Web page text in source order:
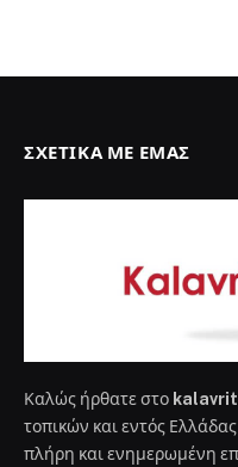
ΣΧΕΤΙΚΆ ΜΕ ΕΜΆΣ
Καλώς ήρθατε στο
τοπικών και εντός
πλήρη και ενημερωμένη